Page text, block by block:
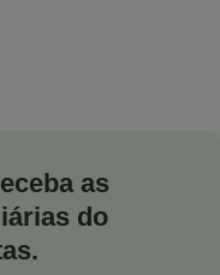
as
do